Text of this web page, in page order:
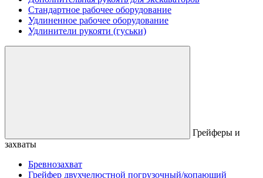
Стандартное рабочее оборудование
Удлиненное рабочее оборудование
Удлинители рукояти (гуськи)
Грейферы и
захваты
Бревнозахват
Грейфер двухчелюстной погрузочный/копающий